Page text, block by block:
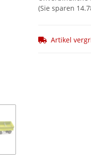
(Sie sparen
Artikel